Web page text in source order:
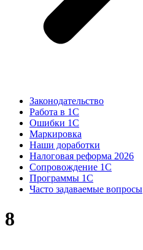
Законодательство
Работа в 1С
Ошибки 1С
Маркировка
Наши доработки
Налоговая реформа 2026
Сопровождение 1С
Программы 1С
Часто задаваемые вопросы
8